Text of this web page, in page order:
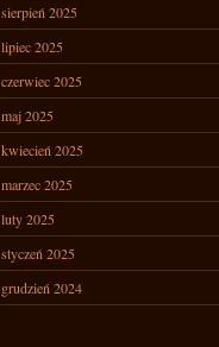
sierpień 2025
lipiec 2025
czerwiec 2025
maj 2025
kwiecień 2025
marzec 2025
luty 2025
styczeń 2025
grudzień 2024